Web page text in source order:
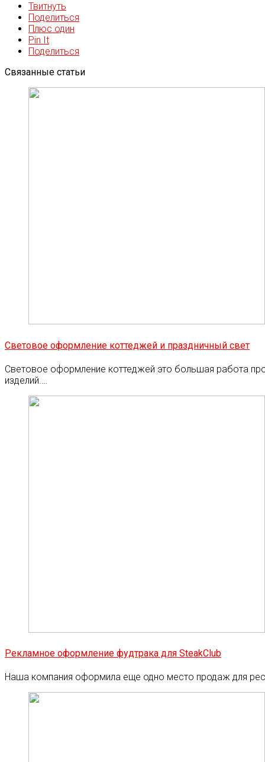
Твитнуть
Поделиться
Плюс один
Pin It
Поделиться
Связанные статьи
Световое оформление коттеджей и праздничный свет
Световое оформление коттеджей это большая работа
изделий.…
Рекламное оформление фудтрака для SteakClub
Наша компания оформила еще одно место продаж для